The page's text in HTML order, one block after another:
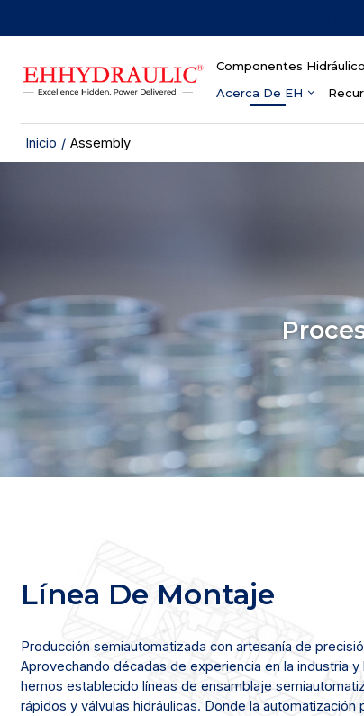
Componentes
Acerca De EH
Inicio / Assembly
Línea De Montaje
Producción semiautomatizada con artesanía de
Aprovechando décadas de experiencia en la industria
hemos establecido líneas de ensamblaje
rápidos y válvulas hidráulicas. Donde la